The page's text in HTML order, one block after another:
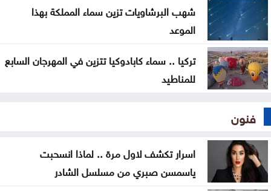
شهب البرشاويات تزين سماء المملكة بهذا
الموعد
تركيا .. سماء كابادوكيا تتزين في المهرجان السابع
للمناطيد
فنون
اسرار تكشف لاول مرة .. لماذا انسحبت
ياسمسن صبري من مسلسل الشادر